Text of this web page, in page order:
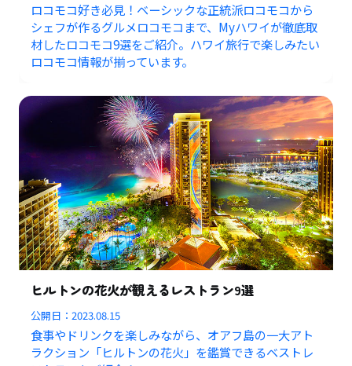
ロコモコ好き必見！ベーシックな正統派ロコモコから
シェフが作るグルメロコモコまで、Myハワイが徹底取
材したロコモコ9選をご紹介。ハワイ旅行で楽しみたい
ロコモコ情報が揃っています。
ヒルトンの花火が観えるレストラン9選
公開日：2023.08.15
食事やドリンクを楽しみながら、オアフ島の一大アト
ラクション「ヒルトンの花火」を鑑賞できるベストレ